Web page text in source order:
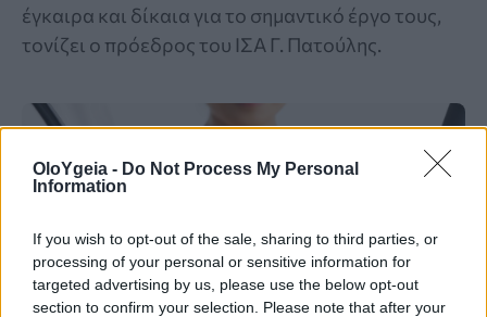
OloYgeia - Do Not Process My Personal
Information
If you wish to opt-out of the sale, sharing to third parties, or
processing of your personal or sensitive information for
targeted advertising by us, please use the below opt-out
section to confirm your selection. Please note that after your
έγκαιρα και δίκαια για το σημαντικό έργο τους,
τονίζει ο πρόεδρος του ΙΣΑ Γ. Πατούλης.